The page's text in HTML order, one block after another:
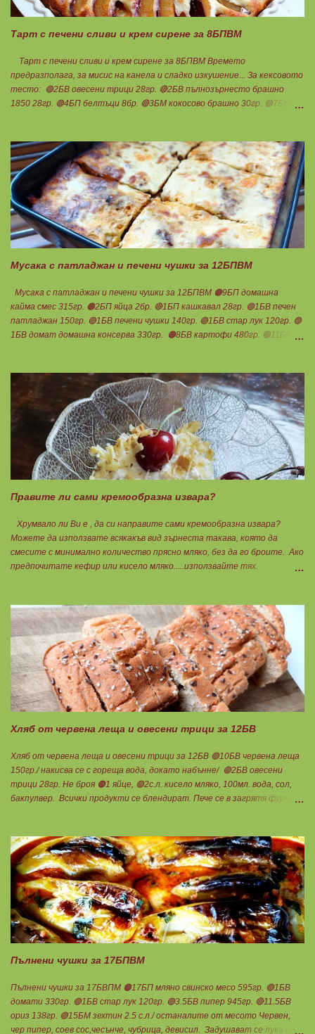
Тарт с печени сливи и крем сирене за 8БПВМ
Тарт с печени сливи и крем сирене за 8БПВМ Времето
предразполага, за мисис на канела и сладко изкушение... За кексовото
тесто: 🟢2БВ овесени трици 28гр. 🔴2БВ пълнозърнесто брашно
1850 28гр. 🟢4БП белтъци 8бр. 🔴3БМ кокосово брашно 30гр. 🟢7БМ
добре и се оставя на страна да набъбне. За чийз крема: 🟢3БП
обезмаслено крем сирене Кауфланд 200гр. + 1 равна с.л скир 🟠1БП
яйце 1бр. Ванилия Не подслаждам! За отгоре: 🟢4БВ сини сливи
360гр. Канела Мазнините са удвоени за белтъците и крем сиренето!
В голяма силиконова форма за тарт, разпределих така: 🥧1- ви слой
от кексово тесто 🥧2- ри слой чийз крем 🥧3- ти слой нарязани сини
сливи Канелата поръсих след изпичане, за да не е много натрапчива и
в голямо количество. Сладкиша изпекох в загрята фурна на 180
Мусака с патладжан и печени чушки за 12БПВМ
Мусака с патладжан и печени чушки за 12БПВМ 🟠9БП домашна
кайма смес 315гр. 🟠2БП яйца 2бр. 🔴1БП кашкавал 28гр. 🟢1БВ печен
патладжан 150гр. 🟢1БВ печени чушки 140гр. 🟢1БВ стар лук 120гр. 🟢
1БВ домат домашна консерва 330гр. 🟠8БВ картофи 480гр. 🟢11БМ
кайма, може изобщо да не добавяте мазнини... Каймата се задушава с
лука и картофите. Всичко останало с3 нарязва и добавя към сместа.
Пече се до готовност. Заливката е от яйца,кашкавал и 150гр. кисело
мляко. Цялото количество можете да разпределите на порции и да
хапвате както предпочитате. Нека да ни е вкусно заедно! Люси
Правите ли сами кремообразна извара?
Хрумвало ли Ви е , да си направите сами кремообразна извара?
Можете да използвате всякакъв вид зърнеста такава, която да
смесите с минимално количество прясно мляко, без да го броите. Ако
предпочитате кефир или кисело мляко.....използвайте тях.
приготвяне на всякакви плодови кремчета, крем за торти, за всякакви
разядки и салати... Ако изварата е обезмаслена можете да удвоявате
мазнините. Ако не е, броите като нискомаслен продукт. Можете да
си приготвите по- голямо количество и да съхранявате в хладилник
за няколко дни. Част от моята закуска днес, беше това вкусно
кремче... 🟢1БП извара 50гр. 🟢1БВ череши 8бр. 🟠1БМ орех 1бр.
Ванилия Нека да ни е вкусно заедно! Люси
Хляб от червена леща и овесени трици за 12БВ
Хляб от червена леща и овесени трици за 12БВ 🟢10БВ червена леща
150гр./ накисва се с гореща вода, докато набънне/ 🟢2БВ овесени
трици 28гр. Не броя 🟠1 яйце, 🟢2с.л. кисело мляко, 100мл. вода, сол,
бакпулвер. Всички продукти се блендират. Пече се в загрятя фурна
Пълнени чушки за 17БПВМ
Пълнени чушки за 17БВПМ 🟠17БП мляно свинско месо 595гр. 🟢1БВ
домати 330гр. 🟢1БВ стар лук 120гр. 🟢3.5БВ пипер 945гр. 🔴11.5БВ
ориз 138гр. 🟢15БМ зехтин 2.5 с.л./ останалите от месото Червен,
чер пипер, соев сос,чесънче, чубрица, девисил. Задушават се лука и